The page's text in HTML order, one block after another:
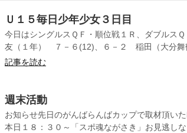
Ｕ１５毎日少年少女３日目
今日はシングルスＱＦ・順位戦１Ｒ、ダブルス
友（１年） ７－６(12)、６－２ 稲田（大分舞
記事を読む
週末活動
お知らせ先日のがんばらんばカップで取材頂い
本日１８：３０～「スポ魂ながさき」お見逃しな